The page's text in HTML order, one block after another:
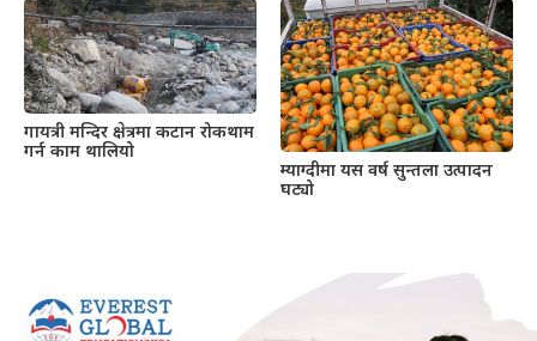
गायत्री मन्दिर क्षेत्रमा कटान रोकथाम
गर्न काम थालियो
म्याग्दीमा यस वर्ष सुन्तला उत्पादन
घट्यो